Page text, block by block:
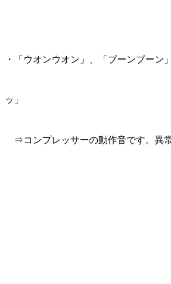
・「ウオンウオン」、「ブーンブーン
ッ」
⇒コンプレッサーの動作音です。 異